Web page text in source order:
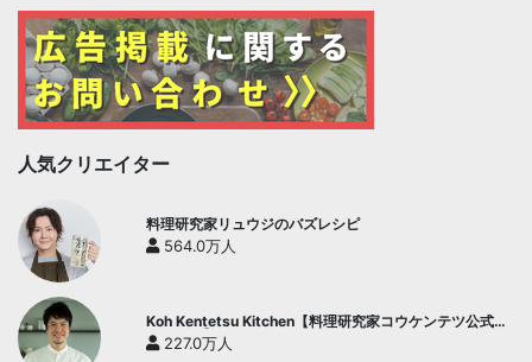
人気クリエイター
料理研究家リュウジのバズレシピ
564.0万人
Koh Kentetsu Kitchen【料理研究家コウケンテツ公式チ
ャンネル】
227.0万人